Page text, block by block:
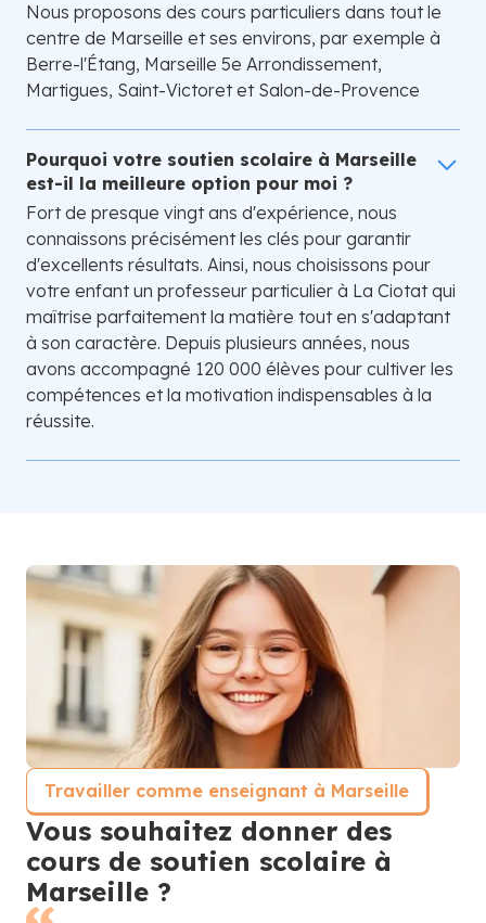
Nous proposons des cours particuliers dans tout le
centre de Marseille et ses environs, par exemple à
Berre-l'Étang, Marseille 5e Arrondissement,
Martigues, Saint-Victoret et Salon-de-Provence
Pourquoi votre soutien scolaire à Marseille
est-il la meilleure option pour moi ?
Fort de presque vingt ans d'expérience, nous
connaissons précisément les clés pour garantir
d'excellents résultats. Ainsi, nous choisissons pour
votre enfant un professeur particulier à La Ciotat qui
maîtrise parfaitement la matière tout en s'adaptant
à son caractère. Depuis plusieurs années, nous
avons accompagné 120 000 élèves pour cultiver les
compétences et la motivation indispensables à la
réussite.
Travailler comme enseignant à Marseille
Vous souhaitez donner des
cours de soutien scolaire à
Marseille ?